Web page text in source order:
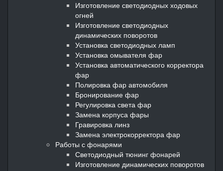
Изготовление светодиодных ходовых
огней
Изготовление светодиодных
динамических поворотов
Установка светодиодных ламп
Установка омывателя фар
Установка автоматического корректора
фар
Полировка фар автомобиля
Бронирование фар
Регулировка света фар
Замена корпуса фары
Гравировка линз
Замена электрокорректора фар
Работы с фонарями
Светодиодный тюнинг фонарей
Изготовление динамических поворотов